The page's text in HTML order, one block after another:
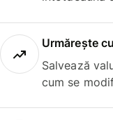
Urmărește
Salvează
cum se